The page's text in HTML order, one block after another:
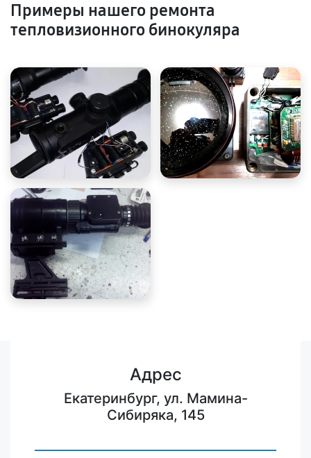
Примеры нашего ремонта
тепловизионного бинокуляра
Адрес
Екатеринбург, ул. Мамина-
Сибиряка, 145